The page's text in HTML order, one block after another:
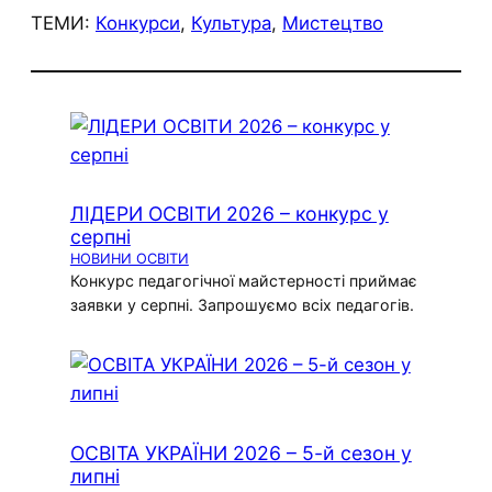
ТЕМИ: Конкурси, Культура, Мистецтво
ЛІДЕРИ ОСВІТИ 2026 – конкурс у
серпні
НОВИНИ ОСВІТИ
Конкурс педагогічної майстерності приймає
заявки у серпні. Запрошуємо всіх педагогів.
ОСВІТА УКРАЇНИ 2026 – 5-й сезон у
липні